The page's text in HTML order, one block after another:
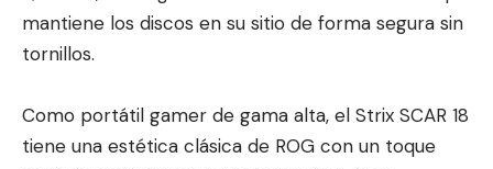
mantiene los discos en su sitio de forma segura sin
tornillos.
Como portátil gamer de gama alta, el Strix SCAR 18
tiene una estética clásica de ROG con un toque